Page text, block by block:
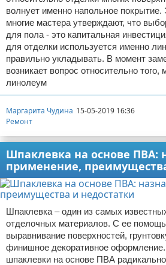
волнует именно напольное покрытие.
многие мастера утверждают, что
для пола - это капитальная
для отделки используется именно
правильно укладывать. В момент
возникает вопрос относительно
линолеум
Маргарита Чудина 15-05-2019 16:36
Ремонт
Шпаклевка на основе ПВА:
применение,
Шпаклевка – один из самых
отделочных материалов. С ее
выравнивание поверхностей,
финишное декоративное
шпаклевки на основе ПВА